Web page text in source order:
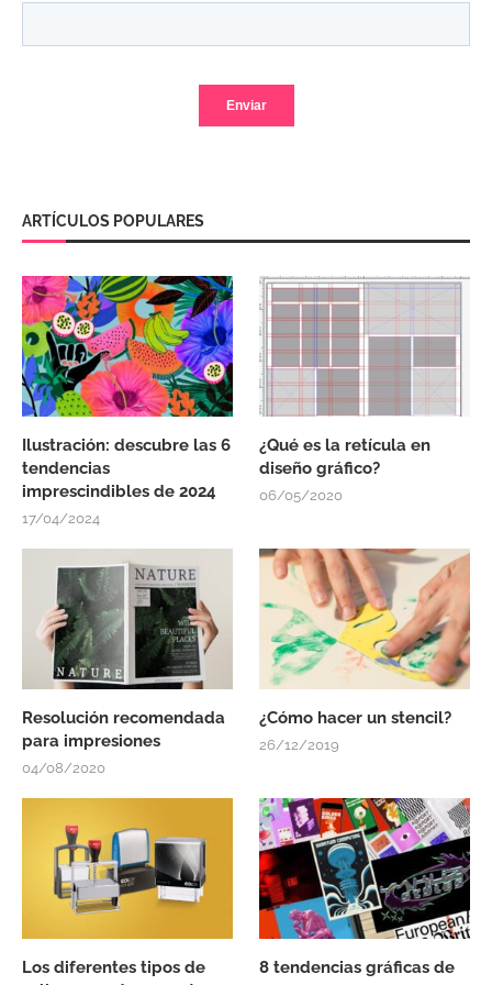
ARTÍCULOS POPULARES
Ilustración: descubre las 6
tendencias
imprescindibles de 2024
17/04/2024
¿Qué es la retícula en
diseño gráfico?
06/05/2020
Resolución recomendada
para impresiones
04/08/2020
¿Cómo hacer un stencil?
26/12/2019
Los diferentes tipos de
8 tendencias gráficas de